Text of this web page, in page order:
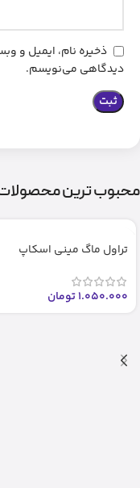
ذخیره نام، ایمیل و
دیدگاهی می‌نویسم.
محبوب ترین
تراول ماگ مینی اسکاپ
1.050.000تومان